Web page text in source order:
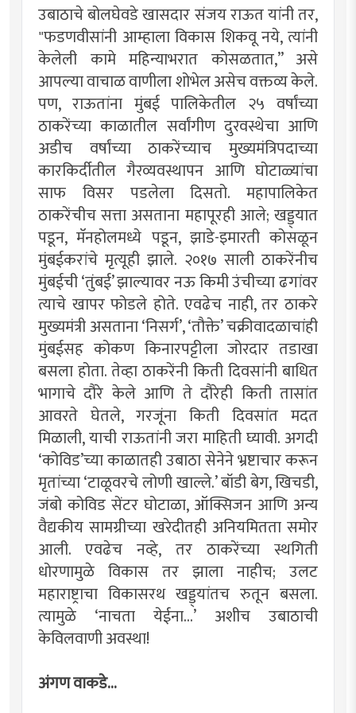
उबाठाचे बोलघेवडे खासदार संजय राऊत यांनी तर,
"फडणवीसांनी आम्हाला विकास शिकवू नये, त्यांनी
केलेली कामे महिन्याभरात कोसळतात,” असे
आपल्या वाचाळ वाणीला शोभेल असेच वक्तव्य केले.
पण, राऊतांना मुंबई पालिकेतील २५ वर्षांच्या
ठाकरेंच्या काळातील सर्वांगीण दुरवस्थेचा आणि
अडीच वर्षांच्या ठाकरेंच्याच मुख्यमंत्रिपदाच्या
कारकिर्दीतील गैरव्यवस्थापन आणि घोटाळ्यांचा
साफ विसर पडलेला दिसतो. महापालिकेत
ठाकरेंचीच सत्ता असताना महापूरही आले; खड्ड्यात
पडून, मॅनहोलमध्ये पडून, झाडे-इमारती कोसळून
मुंबईकरांचे मृत्यूही झाले. २०१७ साली ठाकरेंनीच
मुंबईची ‘तुंबई’ झाल्यावर नऊ किमी उंचीच्या ढगांवर
त्याचे खापर फोडले होते. एवढेच नाही, तर ठाकरे
मुख्यमंत्री असताना ‘निसर्ग’, ‘तौक्ते’ चक्रीवादळाचांही
मुंबईसह कोकण किनारपट्टीला जोरदार तडाखा
बसला होता. तेव्हा ठाकरेंनी किती दिवसांनी बाधित
भागाचे दौरे केले आणि ते दौरेही किती तासांत
आवरते घेतले, गरजूंना किती दिवसांत मदत
मिळाली, याची राऊतांनी जरा माहिती घ्यावी. अगदी
‘कोविड’च्या काळातही उबाठा सेनेने भ्रष्टाचार करून
मृतांच्या ‘टाळूवरचे लोणी खाल्ले.’ बॉडी बेग, खिचडी,
जंबो कोविड सेंटर घोटाळा, ऑक्सिजन आणि अन्य
वैद्यकीय सामग्रीच्या खरेदीतही अनियमितता समोर
आली. एवढेच नव्हे, तर ठाकरेंच्या स्थगिती
धोरणामुळे विकास तर झाला नाहीच; उलट
महाराष्ट्राचा विकासरथ खड्ड्यांतच रुतून बसला.
त्यामुळे ‘नाचता येईना...’ अशीच उबाठाची
केविलवाणी अवस्था!
अंगण वाकडे...